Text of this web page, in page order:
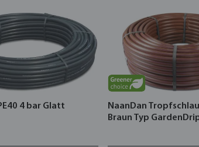
4 bar Glatt
NaanDan
Braun Typ